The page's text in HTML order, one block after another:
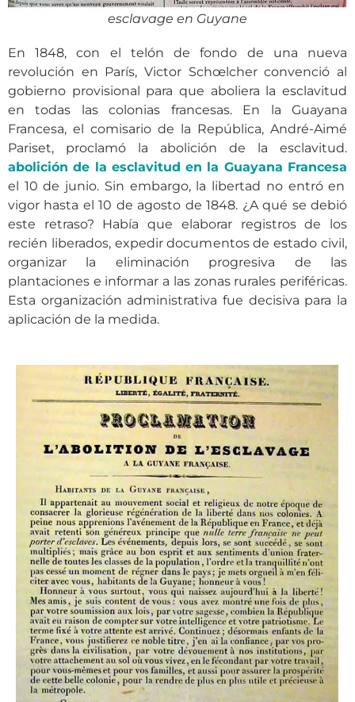
esclavage en Guyane
En 1848, con el telón de fondo de una nueva
revolución en París, Victor Schœlcher convenció al
gobierno provisional para que aboliera la esclavitud
en todas las colonias francesas. En la Guayana
Francesa, el comisario de la República, André-Aimé
Pariset, proclamó la abolición de la esclavitud.
abolición de la esclavitud en la Guayana Francesa
el 10 de junio. Sin embargo, la libertad no entró en
vigor hasta el 10 de agosto de 1848. ¿A qué se debió
este retraso? Había que elaborar registros de los
recién liberados, expedir documentos de estado civil,
organizar la eliminación progresiva de las
plantaciones e informar a las zonas rurales periféricas.
Esta organización administrativa fue decisiva para la
aplicación de la medida.